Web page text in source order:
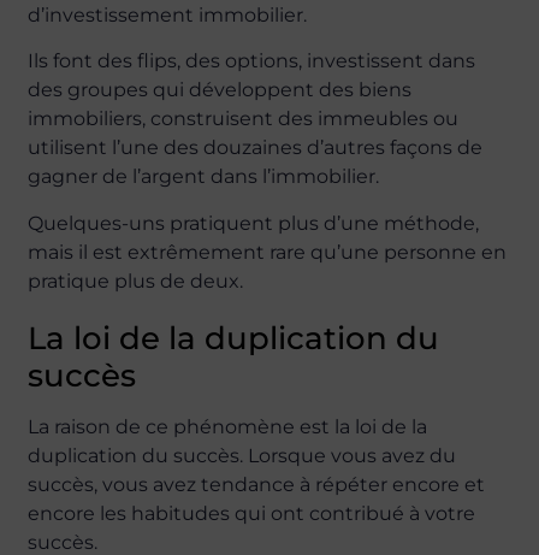
d’investissement immobilier.
Ils font des flips, des options, investissent dans
des groupes qui développent des biens
immobiliers, construisent des immeubles ou
utilisent l’une des douzaines d’autres façons de
gagner de l’argent dans l’immobilier.
Quelques-uns pratiquent plus d’une méthode,
mais il est extrêmement rare qu’une personne en
pratique plus de deux.
La loi de la duplication du
succès
La raison de ce phénomène est la loi de la
duplication du succès. Lorsque vous avez du
succès, vous avez tendance à répéter encore et
encore les habitudes qui ont contribué à votre
succès.